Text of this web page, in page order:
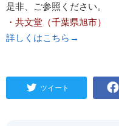
是非、ご参照ください。
・共文堂（千葉県旭市）
詳しくはこちら→